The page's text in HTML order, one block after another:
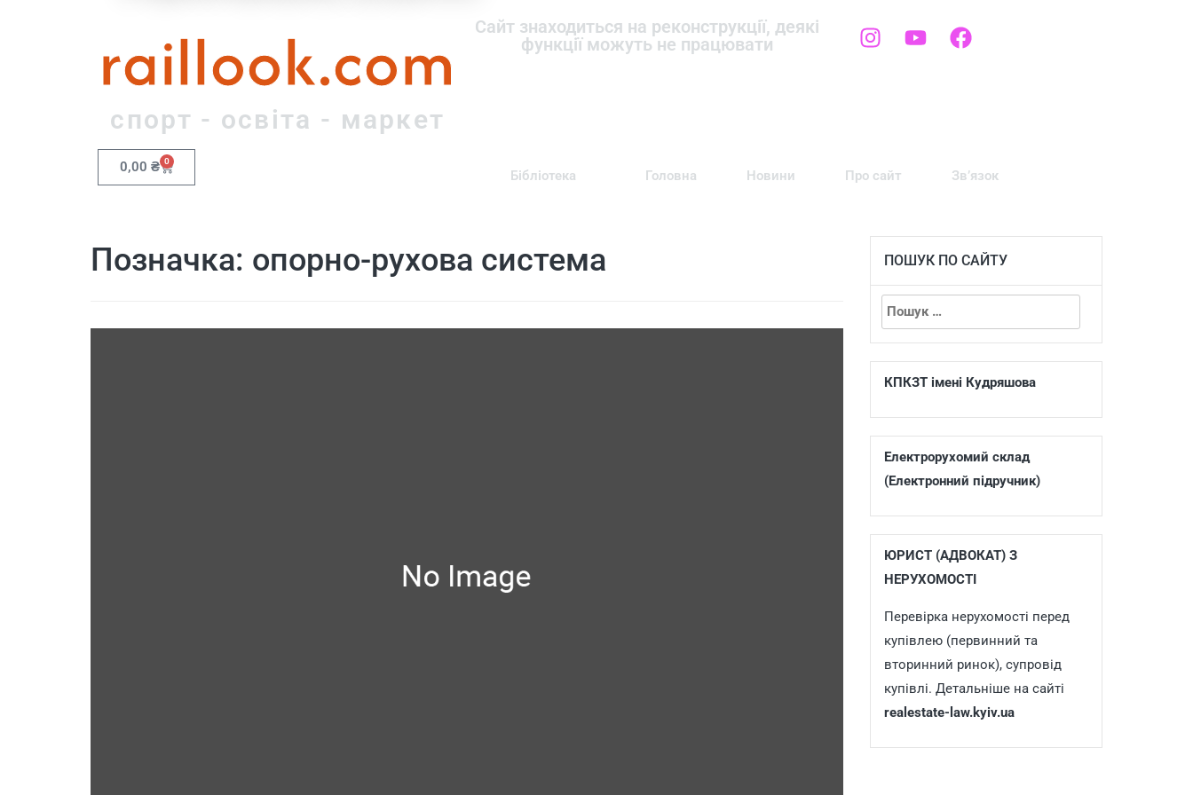
raillook.com
спорт - освіта - маркет
Сайт знаходиться на реконструкції, деякі
функції можуть не працювати
0,00 ₴ 0
Бібліотека Головна Новини Про сайт Зв’язок
Позначка: опорно-рухова система ПОШУК ПО САЙТУ
КПКЗТ імені Кудряшова
Електрорухомий склад
(Електронний підручник)
ЮРИСТ (АДВОКАТ) З
НЕРУХОМОСТІ
Перевірка нерухомості перед
купівлею (первинний та
вторинний ринок), супровід
купівлі. Детальніше на сайті
realestate-law.kyiv.ua